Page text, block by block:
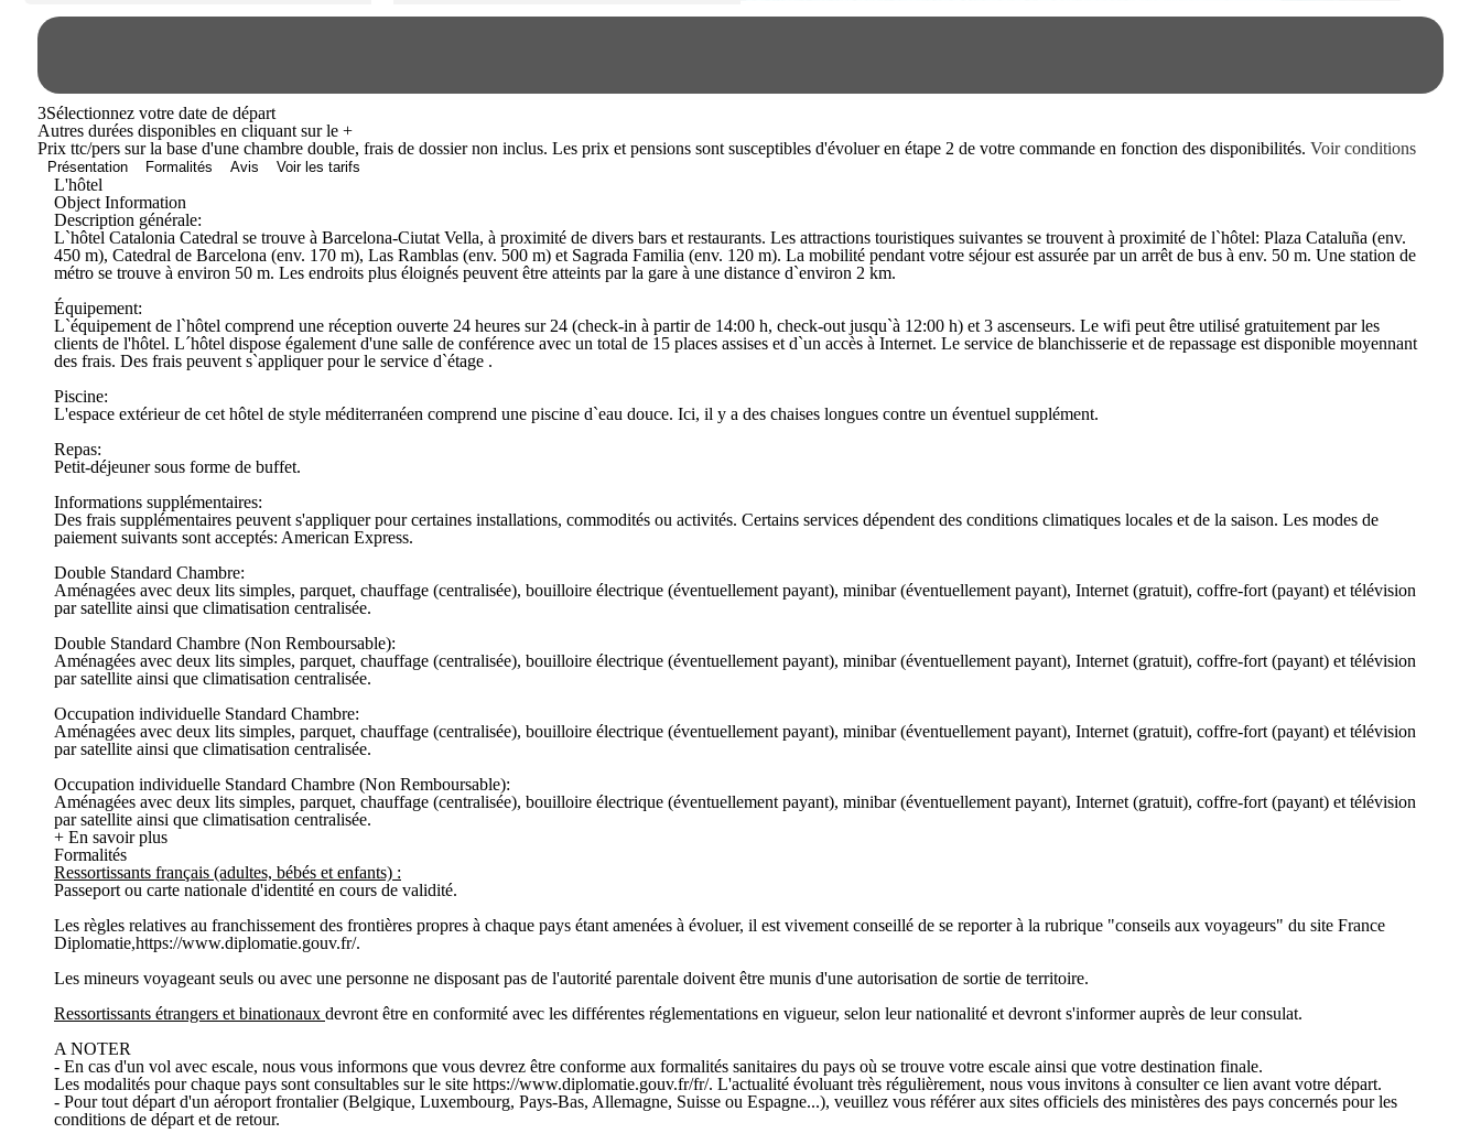
3Sélectionnez votre date de départ
Autres durées disponibles en cliquant sur le +
Prix ttc/pers sur la base d'une chambre double, frais de dossier non inclus. Les prix et pensions sont susceptibles d'évoluer en étape 2 de votre commande en fonction des disponibilités. Voir conditions
Présentation Formalités Avis Voir les tarifs
L'hôtel
Object Information
Description générale:
L`hôtel Catalonia Catedral se trouve à Barcelona-Ciutat Vella, à proximité de divers bars et restaurants. Les attractions touristiques suivantes se trouvent à proximité de l`hôtel: Plaza Cataluña (env.
450 m), Catedral de Barcelona (env. 170 m), Las Ramblas (env. 500 m) et Sagrada Familia (env. 120 m). La mobilité pendant votre séjour est assurée par un arrêt de bus à env. 50 m. Une station de
métro se trouve à environ 50 m. Les endroits plus éloignés peuvent être atteints par la gare à une distance d`environ 2 km.
Équipement:
L`équipement de l`hôtel comprend une réception ouverte 24 heures sur 24 (check-in à partir de 14:00 h, check-out jusqu`à 12:00 h) et 3 ascenseurs. Le wifi peut être utilisé gratuitement par les
clients de l'hôtel. L´hôtel dispose également d'une salle de conférence avec un total de 15 places assises et d`un accès à Internet. Le service de blanchisserie et de repassage est disponible moyennant
des frais. Des frais peuvent s`appliquer pour le service d`étage .
Piscine:
L'espace extérieur de cet hôtel de style méditerranéen comprend une piscine d`eau douce. Ici, il y a des chaises longues contre un éventuel supplément.
Repas:
Petit-déjeuner sous forme de buffet.
Informations supplémentaires:
Des frais supplémentaires peuvent s'appliquer pour certaines installations, commodités ou activités. Certains services dépendent des conditions climatiques locales et de la saison. Les modes de
paiement suivants sont acceptés: American Express.
Double Standard Chambre:
Aménagées avec deux lits simples, parquet, chauffage (centralisée), bouilloire électrique (éventuellement payant), minibar (éventuellement payant), Internet (gratuit), coffre-fort (payant) et télévision
par satellite ainsi que climatisation centralisée.
Double Standard Chambre (Non Remboursable):
Aménagées avec deux lits simples, parquet, chauffage (centralisée), bouilloire électrique (éventuellement payant), minibar (éventuellement payant), Internet (gratuit), coffre-fort (payant) et télévision
par satellite ainsi que climatisation centralisée.
Occupation individuelle Standard Chambre:
Aménagées avec deux lits simples, parquet, chauffage (centralisée), bouilloire électrique (éventuellement payant), minibar (éventuellement payant), Internet (gratuit), coffre-fort (payant) et télévision
par satellite ainsi que climatisation centralisée.
Occupation individuelle Standard Chambre (Non Remboursable):
Aménagées avec deux lits simples, parquet, chauffage (centralisée), bouilloire électrique (éventuellement payant), minibar (éventuellement payant), Internet (gratuit), coffre-fort (payant) et télévision
par satellite ainsi que climatisation centralisée.
+ En savoir plus
Formalités
Ressortissants français (adultes, bébés et enfants) :
Passeport ou carte nationale d'identité en cours de validité.
Les règles relatives au franchissement des frontières propres à chaque pays étant amenées à évoluer, il est vivement conseillé de se reporter à la rubrique "conseils aux voyageurs" du site France
Diplomatie,https://www.diplomatie.gouv.fr/.
Les mineurs voyageant seuls ou avec une personne ne disposant pas de l'autorité parentale doivent être munis d'une autorisation de sortie de territoire.
Ressortissants étrangers et binationaux devront être en conformité avec les différentes réglementations en vigueur, selon leur nationalité et devront s'informer auprès de leur consulat.
A NOTER
- En cas d'un vol avec escale, nous vous informons que vous devrez être conforme aux formalités sanitaires du pays où se trouve votre escale ainsi que votre destination finale.
Les modalités pour chaque pays sont consultables sur le site https://www.diplomatie.gouv.fr/fr/. L'actualité évoluant très régulièrement, nous vous invitons à consulter ce lien avant votre départ.
- Pour tout départ d'un aéroport frontalier (Belgique, Luxembourg, Pays-Bas, Allemagne, Suisse ou Espagne...), veuillez vous référer aux sites officiels des ministères des pays concernés pour les
conditions de départ et de retour.